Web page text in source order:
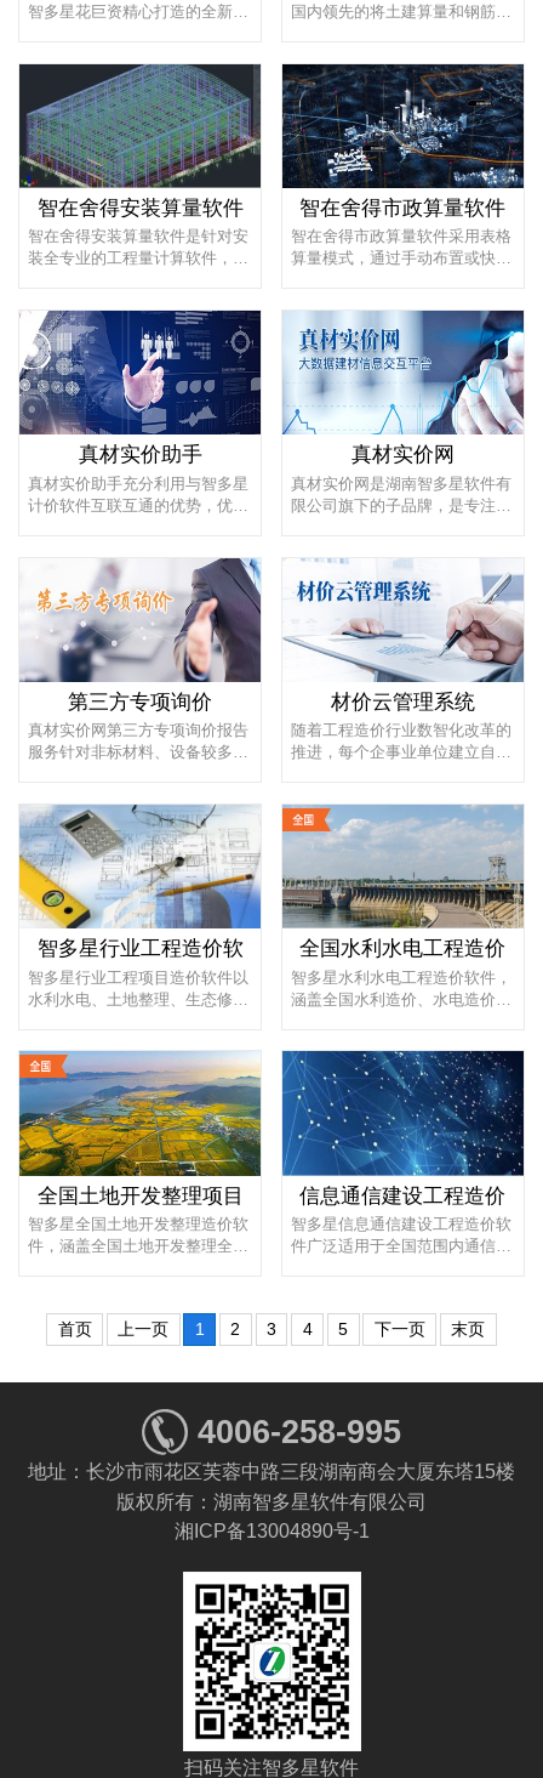
智多星花巨资精心打造的全新一
国内领先的将土建算量和钢筋算
智在舍得安装算量软件
智在舍得安装算量软件是针对安
装全专业的工程量计算软件，支
智在舍得市政算量软件
智在舍得市政算量软件采用表格
算量模式，通过手动布置或快速
真材实价助手
真材实价助手充分利用与智多星
计价软件互联互通的优势，优化
真材实价网
真材实价网是湖南智多星软件有
限公司旗下的子品牌，是专注湖
第三方专项询价
真材实价网第三方专项询价报告
服务针对非标材料、设备较多的
材价云管理系统
随着工程造价行业数智化改革的
推进，每个企事业单位建立自有
智多星行业工程造价软
智多星行业工程项目造价软件以
水利水电、土地整理、生态修
全国水利水电工程造价
智多星水利水电工程造价软件，
涵盖全国水利造价、水电造价行
全国土地开发整理项目
智多星全国土地开发整理造价软
件，涵盖全国土地开发整理全部
信息通信建设工程造价
智多星信息通信建设工程造价软
件广泛适用于全国范围内通信线
首页 上一页 1 2 3 4 5 下一页 末页
4006-258-995
地址：长沙市雨花区芙蓉中路三段湖南商会大厦东塔15楼
版权所有：湖南智多星软件有限公司
湘ICP备13004890号-1
扫码关注智多星软件